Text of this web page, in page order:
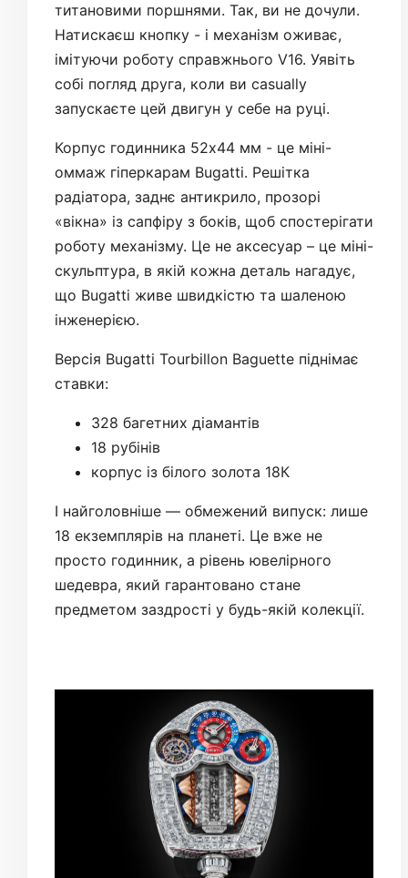
титановими поршнями. Так, ви не дочули.
Натискаєш кнопку - і механізм оживає,
імітуючи роботу справжнього V16. Уявіть
собі погляд друга, коли ви casually
запускаєте цей двигун у себе на руці.
Корпус годинника 52х44 мм - це міні-
оммаж гіперкарам Bugatti. Решітка
радіатора, заднє антикрило, прозорі
«вікна» із сапфіру з боків, щоб спостерігати
роботу механізму. Це не аксесуар – це міні-
скульптура, в якій кожна деталь нагадує,
що Bugatti живе швидкістю та шаленою
інженерією.
Версія Bugatti Tourbillon Baguette піднімає
ставки:
328 багетних діамантів
18 рубінів
корпус із білого золота 18К
І найголовніше — обмежений випуск: лише
18 екземплярів на планеті. Це вже не
просто годинник, а рівень ювелірного
шедевра, який гарантовано стане
предметом заздрості у будь-якій колекції.